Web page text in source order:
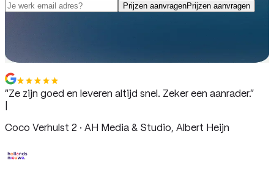
Prijzen aanvragenPrijzen aanvragen
We gaan je (bijna) niet spammen.
“Ze zijn goed en leveren altijd snel. Zeker een aanrader.”
Coco Verhulst 2 · AH Media & Studio, Albert Heijn